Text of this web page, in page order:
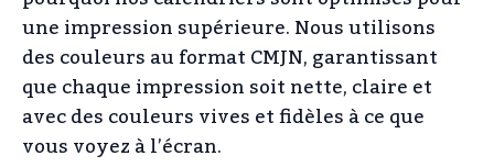
une impression supérieure. Nous utilisons
des couleurs au format CMJN, garantissant
que chaque impression soit nette, claire et
avec des couleurs vives et fidèles à ce que
vous voyez à l’écran.